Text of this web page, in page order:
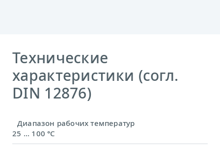
Технические
характеристики (согл.
DIN 12876)
Диапазон рабочих температур
25 ... 100 °C